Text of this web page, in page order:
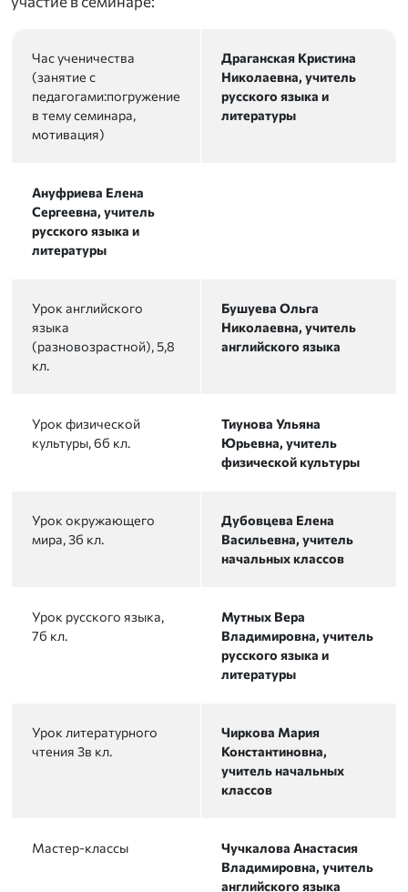
Час ученичества
(занятие с
педагогами:погружение
в тему семинара,
мотивация)
Драганская Кристина
Николаевна, учитель
русского языка и
литературы
Ануфриева Елена
Сергеевна, учитель
русского языка и
литературы
Урок английского
языка
(разновозрастной), 5,8
кл.
Бушуева Ольга
Николаевна, учитель
английского языка
Урок физической
культуры, 6б кл.
Тиунова Ульяна
Юрьевна, учитель
физической культуры
Урок окружающего
мира, 3б кл.
Дубовцева Елена
Васильевна, учитель
начальных классов
Урок русского языка,
7б кл.
Мутных Вера
Владимировна, учитель
русского языка и
литературы
Урок литературного
чтения 3в кл.
Чиркова Мария
Константиновна,
учитель начальных
классов
Мастер-классы
Чучкалова Анастасия
Владимировна, учитель
английского языка